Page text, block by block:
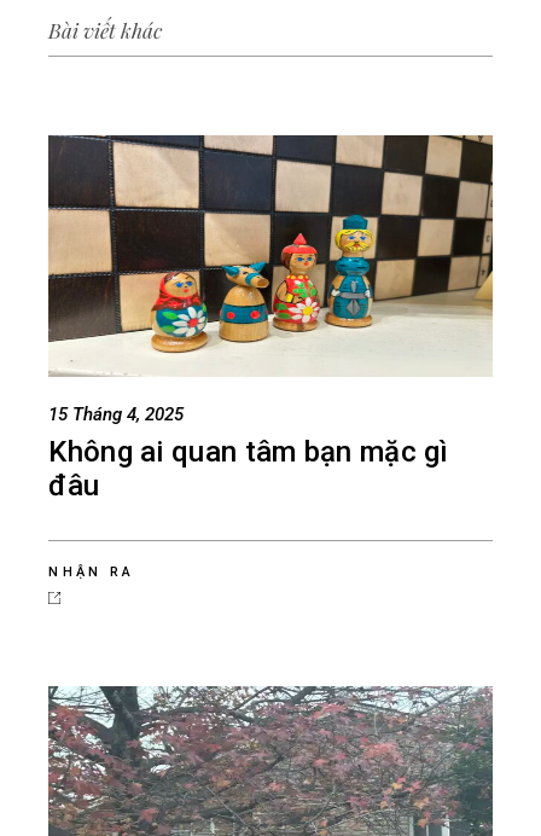
Bài viết khác
15 Tháng 4, 2025
Không ai quan tâm bạn mặc gì
đâu
NHẬN RA